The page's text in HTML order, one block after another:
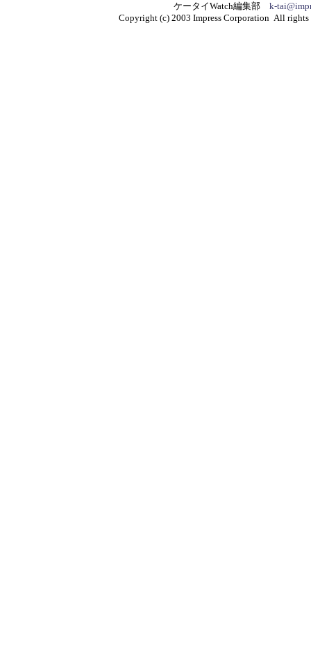
ケータイWatch編集部 k-
Copyright (c) 2003 Impress Corporation All rights